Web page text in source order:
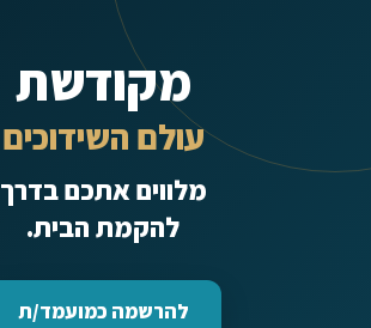
מקודשת
עולם השידוכים
מלווים אתכם בדרך
להקמת הבית.
להרשמה כמועמד/ת